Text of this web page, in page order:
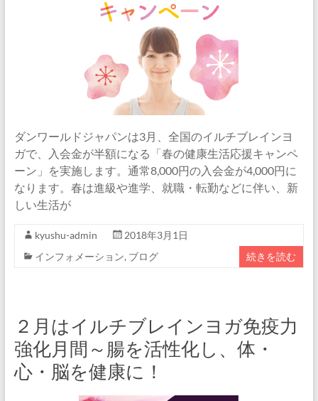
ダンワールドジャパンは3月、全国のイルチブレインヨ
ガで、入会金が半額になる「春の健康生活応援キャンペ
ーン」を実施します。通常8,000円の入会金が4,000円に
なります。春は進級や進学、就職・転勤などに伴い、新
しい生活が
kyushu-admin
2018年3月1日
インフォメーション, ブログ 続きを読む
２月はイルチブレインヨガ免疫力
強化月間～腸を活性化し、体・
心・脳を健康に！